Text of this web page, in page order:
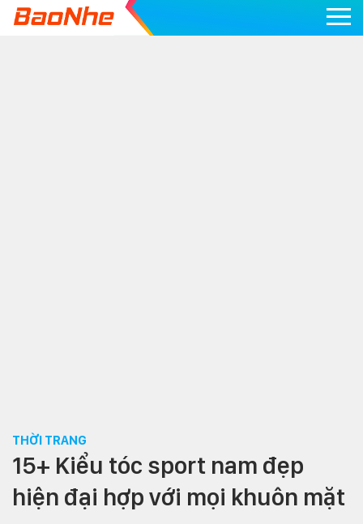
THỜI TRANG
15+ Kiểu tóc sport nam đẹp
hiện đại hợp với mọi khuôn mặt